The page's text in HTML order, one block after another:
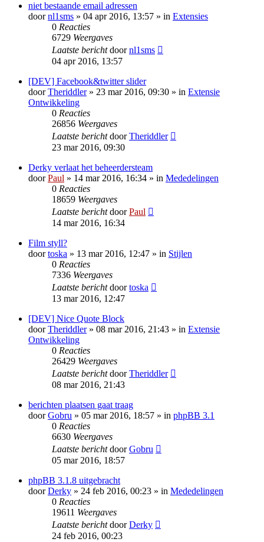
niet bestaande email adressen
doornl1sms » 04 apr 2016, 13:57 » in Extensies
0 Reacties
6729 Weergaves
Laatste berichtdoornl1sms
04 apr 2016, 13:57
[DEV] Facebook&twitter slider
doorTheriddler» 23 mar 2016, 09:30 » in Extensie
Ontwikkeling
0 Reacties
26856 Weergaves
Laatste berichtdoorTheriddler
23 mar 2016, 09:30
Derky verlaat het beheerdersteam
doorPaul » 14 mar 2016, 16:34 » in Mededelingen
0 Reacties
18659 Weergaves
Laatste berichtdoorPaul
14 mar 2016, 16:34
Film styll?
doortoska » 13 mar 2016, 12:47 » in Stijlen
0 Reacties
7336 Weergaves
Laatste berichtdoortoska
13 mar 2016, 12:47
[DEV] Nice Quote Block
doorTheriddler» 08 mar 2016, 21:43 » in Extensie
Ontwikkeling
0 Reacties
26429 Weergaves
Laatste berichtdoorTheriddler
08 mar 2016, 21:43
berichten plaatsen gaat traag
doorGobru » 05 mar 2016, 18:57 » in phpBB 3.1
0 Reacties
6630 Weergaves
Laatste berichtdoorGobru
05 mar 2016, 18:57
phpBB 3.1.8 uitgebracht
doorDerky » 24 feb 2016, 00:23 » in Mededelingen
0 Reacties
19611 Weergaves
Laatste berichtdoorDerky
24 feb 2016, 00:23